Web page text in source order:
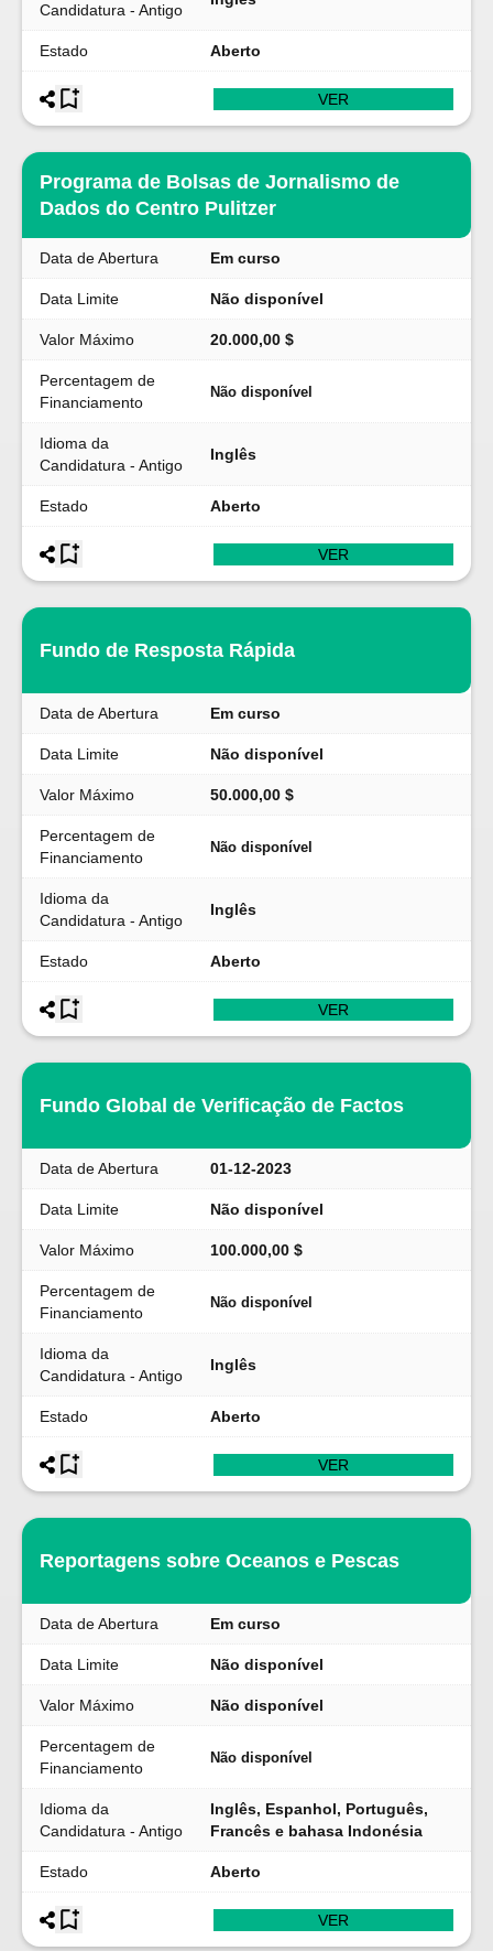
Candidatura - Antigo
Estado Aberto
VER
Programa de Bolsas de Jornalismo de
Dados do Centro Pulitzer
Data de Abertura Em curso
Data Limite Não disponível
Valor Máximo 20.000,00 $
Percentagem de
Financiamento
Não disponível
Idioma da
Candidatura - Antigo
Inglês
Estado Aberto
VER
Fundo de Resposta Rápida
Data de Abertura Em curso
Data Limite Não disponível
Valor Máximo 50.000,00 $
Percentagem de
Financiamento
Não disponível
Idioma da
Candidatura - Antigo
Inglês
Estado Aberto
VER
Fundo Global de Verificação de Factos
Data de Abertura 01-12-2023
Data Limite Não disponível
Valor Máximo 100.000,00 $
Percentagem de
Financiamento
Não disponível
Idioma da
Candidatura - Antigo
Inglês
Estado Aberto
VER
Reportagens sobre Oceanos e Pescas
Data de Abertura Em curso
Data Limite Não disponível
Valor Máximo Não disponível
Percentagem de
Financiamento
Não disponível
Idioma da
Candidatura - Antigo
Inglês, Espanhol, Português,
Francês e bahasa Indonésia
Estado Aberto
VER